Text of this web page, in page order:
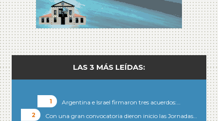
LAS 3 MÁS LEÍDAS:
Argentina e Israel firmaron tres acuerdos:…
Con una gran convocatoria dieron inicio las Jornadas…